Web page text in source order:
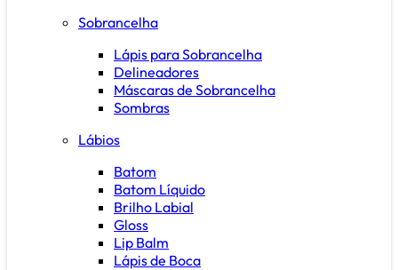
Sobrancelha
Lápis para Sobrancelha
Delineadores
Máscaras de Sobrancelha
Sombras
Lábios
Batom
Batom Líquido
Brilho Labial
Gloss
Lip Balm
Lápis de Boca